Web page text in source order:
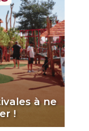
à ne
!